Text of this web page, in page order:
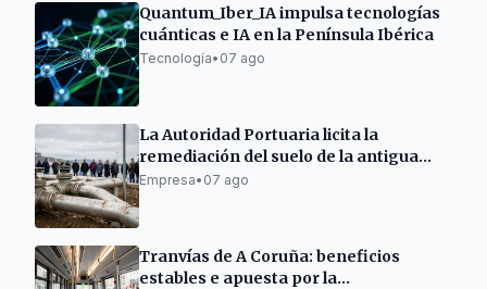
Quantum_Iber_IA impulsa tecnologías
cuánticas e IA en la Península Ibérica
Tecnología• 07 ago
La Autoridad Portuaria licita la
remediación del suelo de la antigua
gasolinera de As Pías
Empresa• 07 ago
Tranvías de A Coruña: beneficios
estables e apuesta por la